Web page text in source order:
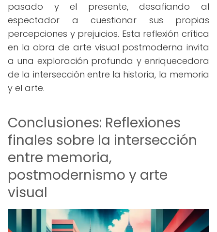
pasado y el presente, desafiando al
espectador a cuestionar sus propias
percepciones y prejuicios. Esta reflexión crítica
en la obra de arte visual postmoderna invita
a una exploración profunda y enriquecedora
de la intersección entre la historia, la memoria
y el arte.
Conclusiones: Reflexiones
finales sobre la intersección
entre memoria,
postmodernismo y arte
visual